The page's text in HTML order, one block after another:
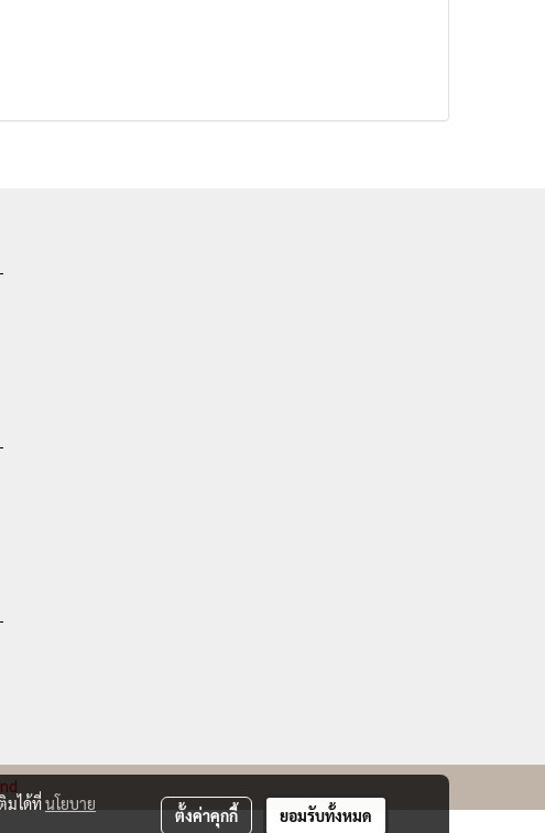
มได้ที่นโยบาย
ตั้งค่าคุกกี้ ยอมรับทั้งหมด